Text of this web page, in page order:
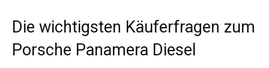
Die wichtigsten Käuferfragen zum
Porsche Panamera Diesel